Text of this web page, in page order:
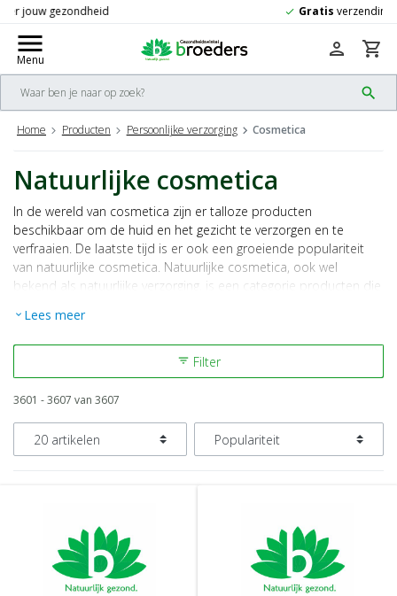
menu
Menu
search
person shopping_cart
Home Producten Persoonlijke verzorging Cosmetica
Natuurlijke cosmetica
In de wereld van cosmetica zijn er talloze producten
beschikbaar om de huid en het gezicht te verzorgen en te
verfraaien. De laatste tijd is er ook een groeiende populariteit
van natuurlijke cosmetica. Natuurlijke cosmetica, ook wel
bekend als natuurlijke verzorging, is een categorie producten die
vrij is van schadelijke chemicaliën.
expand_more Lees meer
filter_list Filter
3601 - 3607 van 3607